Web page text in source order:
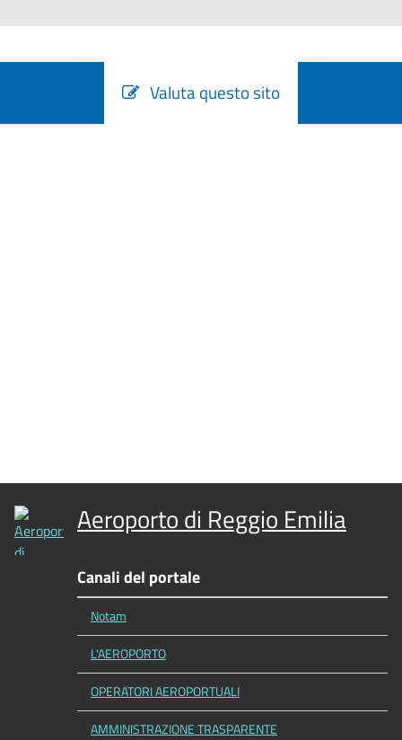
Valuta questo sito
Aeroporto di Reggio Emilia
Canali del portale
Notam
L'AEROPORTO
OPERATORI AEROPORTUALI
AMMINISTRAZIONE TRASPARENTE